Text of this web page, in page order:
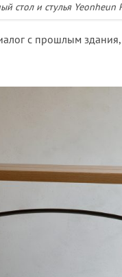
стол и стулья Yeonheun
с прошлым